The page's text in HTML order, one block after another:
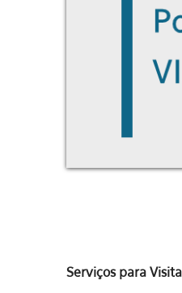
Serviços para